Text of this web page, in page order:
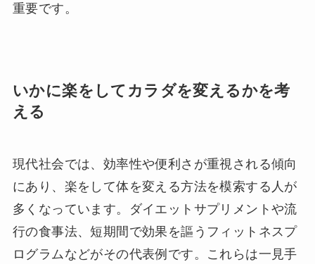
重要です。
いかに楽をしてカラダを変えるかを考
える
現代社会では、効率性や便利さが重視される傾向
にあり、楽をして体を変える方法を模索する人が
多くなっています。ダイエットサプリメントや流
行の食事法、短期間で効果を謳うフィットネスプ
ログラムなどがその代表例です。これらは一見手